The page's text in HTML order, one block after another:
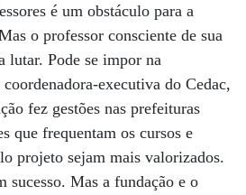
é um obstáculo para a
o professor consciente de sua
lutar. Pode se impor na
executiva do Cedac,
fez gestões nas prefeituras
que frequentam os cursos e
projeto sejam mais valorizados.
sucesso. Mas a fundação e o